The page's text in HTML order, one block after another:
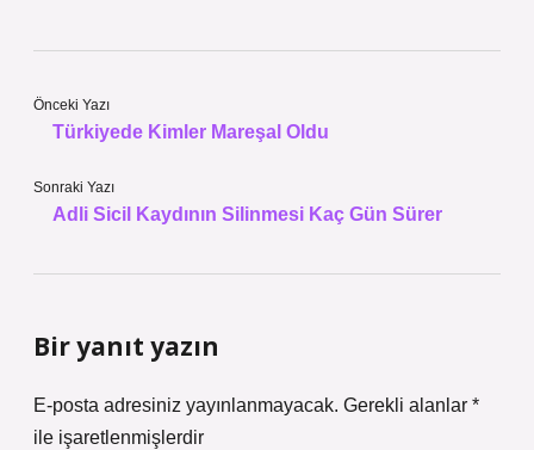
Önceki Yazı
Türkiyede Kimler Mareşal Oldu
Sonraki Yazı
Adli Sicil Kaydının Silinmesi Kaç Gün Sürer
Bir yanıt yazın
E-posta adresiniz yayınlanmayacak. Gerekli alanlar *
ile işaretlenmişlerdir